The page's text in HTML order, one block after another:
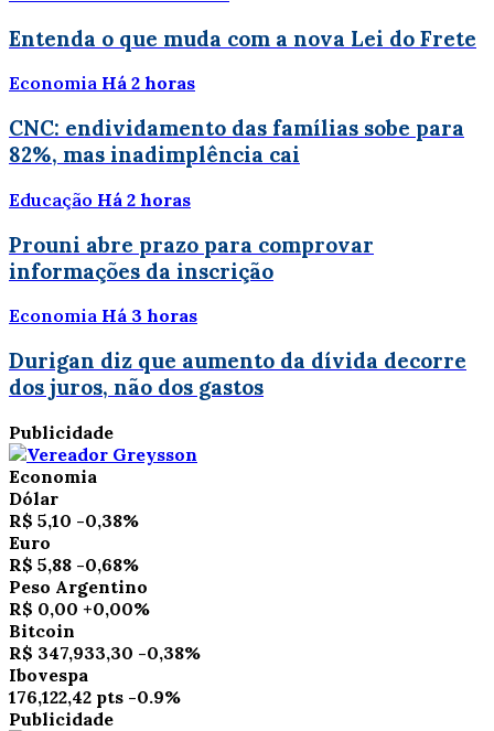
Entenda o que muda com a nova Lei do Frete
Economia Há 2 horas
CNC: endividamento das famílias sobe para
82%, mas inadimplência cai
Educação Há 2 horas
Prouni abre prazo para comprovar
informações da inscrição
Economia Há 3 horas
Durigan diz que aumento da dívida decorre
dos juros, não dos gastos
Publicidade
Economia
Dólar
R$ 5,10 -0,38%
Euro
R$ 5,88 -0,68%
Peso Argentino
R$ 0,00 +0,00%
Bitcoin
R$ 347,933,30 -0,38%
Ibovespa
176,122,42 pts -0.9%
Publicidade